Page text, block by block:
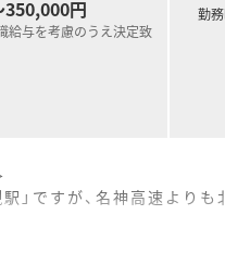
円
給与を考慮のうえ決定致
勤
」ですが、名神高速より